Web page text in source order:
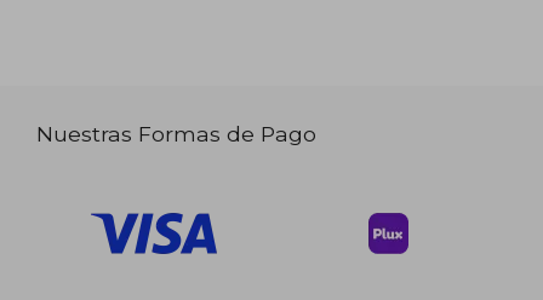
Nuestras Formas de Pago